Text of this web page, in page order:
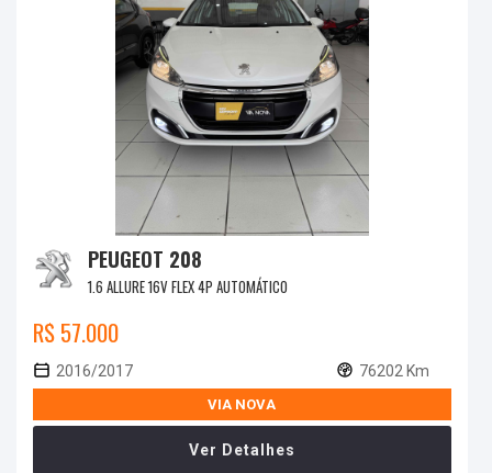
PEUGEOT 208
1.6 ALLURE 16V FLEX 4P AUTOMÁTICO
R$ 57.000
2016/2017 76202 Km
VIA NOVA
Ver Detalhes